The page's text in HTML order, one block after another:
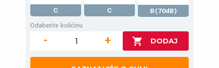
C C
B(70dB)
Odaberite količinu
- +